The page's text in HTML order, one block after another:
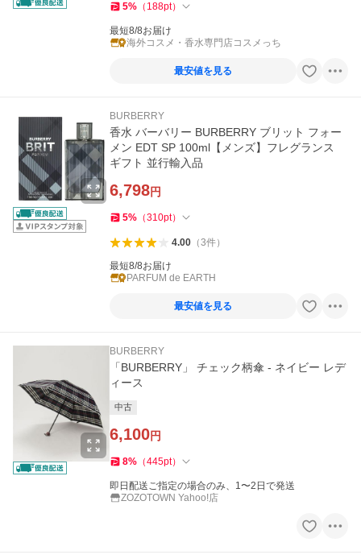
5% （ 188pt）
最短8/8お届け
海外コスメ・香水専門店コスメっち
最安値を見る
BURBERRY
香水 バーバリー BURBERRY ブリット フォー
メン EDT SP 100ml【メンズ】フレグランス
ギフト 並行輸入品
6,798円
5% （310pt）
4.00（3件）
最短8/8お届け
PARFUM de EARTH
最安値を見る
BURBERRY
「BURBERRY」 チェック柄傘 - ネイビー レデ
ィース
中古
6,100円
8% （445pt）
即日配送ご指定の場合のみ、1〜2日で発送
ZOZOTOWN Yahoo!店